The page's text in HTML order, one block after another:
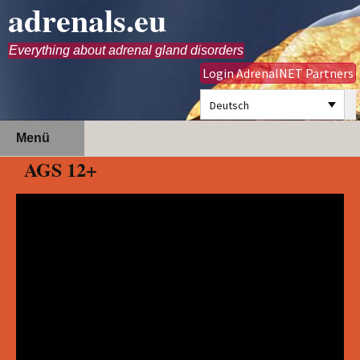
adrenals.eu
Everything about adrenal gland disorders
Login AdrenalNET Partners
Deutsch
Menü
springen
AGS 12+